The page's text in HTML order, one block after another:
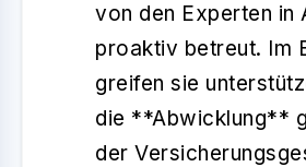
von den Experten in
proaktiv betreut. Im
greifen sie
die **Abwicklung**
der